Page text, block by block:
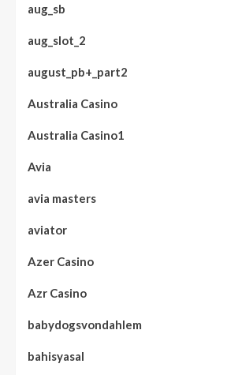
aug_sb
aug_slot_2
august_pb+_part2
Australia Casino
Australia Casino1
Avia
avia masters
aviator
Azer Casino
Azr Casino
babydogsvondahlem
bahisyasal